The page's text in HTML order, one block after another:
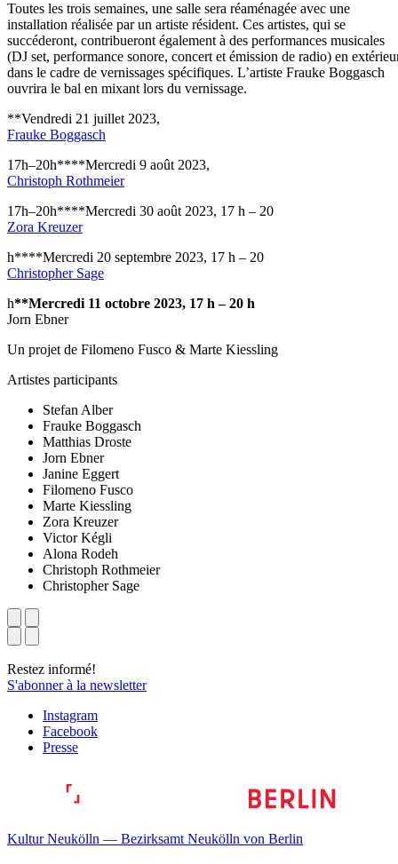
Toutes les trois semaines, une salle sera réaménagée avec une
installation réalisée par un artiste résident. Ces artistes, qui se
succéderont, contribueront également à des performances musicales
(DJ set, performance sonore, concert et émission de radio) en
dans le cadre de vernissages spécifiques. L’artiste Frauke Boggasch
ouvrira le bal en mixant lors du vernissage.
**Vendredi 21 juillet 2023,
Frauke Boggasch
17h–20h****Mercredi 9 août 2023,
Christoph Rothmeier
17h–20h****Mercredi 30 août 2023, 17 h – 20
Zora Kreuzer
h****Mercredi 20 septembre 2023, 17 h – 20
Christopher Sage
h**Mercredi 11 octobre 2023, 17 h – 20 h
Jorn Ebner
Un projet de Filomeno Fusco & Marte Kiessling
Artistes participants
Stefan Alber
Frauke Boggasch
Matthias Droste
Jorn Ebner
Janine Eggert
Filomeno Fusco
Marte Kiessling
Zora Kreuzer
Victor Kégli
Alona Rodeh
Christoph Rothmeier
Christopher Sage
Restez informé!
S'abonner à la newsletter
Instagram
Facebook
Presse
Kultur Neukölln — Bezirksamt Neukölln von Berlin